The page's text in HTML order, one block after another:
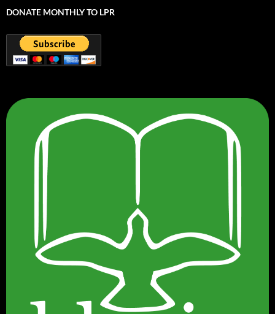
DONATE MONTHLY TO LPR